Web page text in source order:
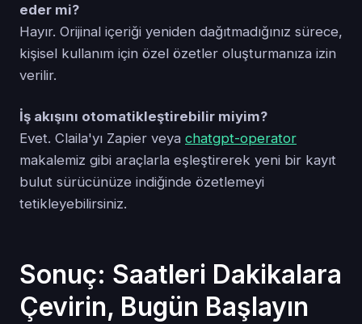
eder mi?
Hayır. Orijinal içeriği yeniden dağıtmadığınız sürece,
kişisel kullanım için özel özetler oluşturmanıza izin
verilir.
İş akışını otomatikleştirebilir miyim?
Evet. Claila'yı Zapier veya chatgpt-operator
makalemiz gibi araçlarla eşleştirerek yeni bir kayıt
bulut sürücünüze indiğinde özetlemeyi
tetikleyebilirsiniz.
Sonuç: Saatleri Dakikalara
Çevirin, Bugün Başlayın